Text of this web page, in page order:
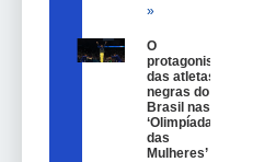
»
O
protagonismo
das atletas
negras do
Brasil nas
‘Olimpíadas
das
Mulheres’